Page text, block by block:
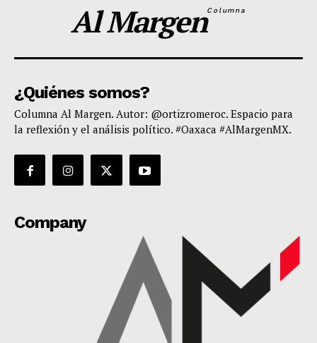
Al MargenColumna
¿Quiénes somos?
Columna Al Margen. Autor: @ortizromeroc. Espacio para
la reflexión y el análisis político. #Oaxaca #AlMargenMX.
Company